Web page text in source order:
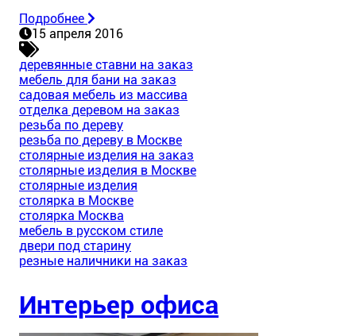
Подробнее
15 апреля 2016
деревянные ставни на заказ
мебель для бани на заказ
садовая мебель из массива
отделка деревом на заказ
резьба по дереву
резьба по дереву в Москве
столярные изделия на заказ
столярные изделия в Москве
столярные изделия
столярка в Москве
столярка Москва
мебель в русском стиле
двери под старину
резные наличники на заказ
Интерьер офиса